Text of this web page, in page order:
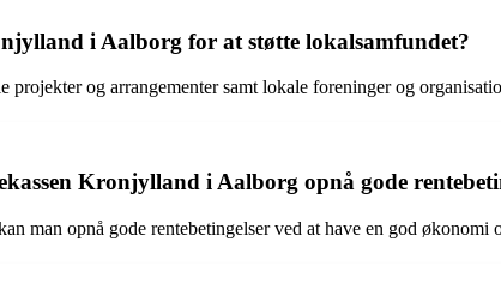
i Aalborg for at støtte lokalsamfundet?
og arrangementer samt lokale foreninger og
Kronjylland i Aalborg opnå gode
man opnå gode rentebetingelser ved at have en god økonomi